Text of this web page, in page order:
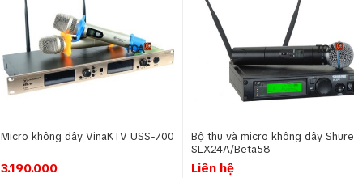
Micro không dây VinaKTV USS-700
3.190.000
Bộ thu và micro không dây Shure
SLX24A/Beta58
Liên hệ